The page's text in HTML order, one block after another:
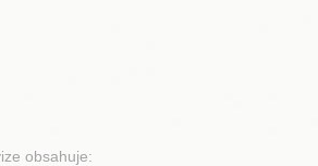
obsahuje: